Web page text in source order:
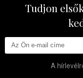
Tudjon
A